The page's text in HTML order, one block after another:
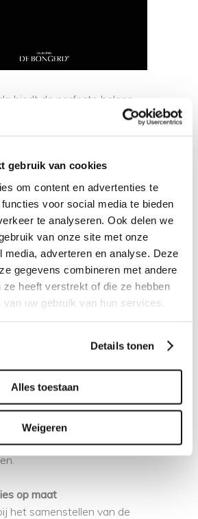
gebruik van cookies
om content en advertenties te
voor social media te bieden
te analyseren. Ook delen we
van onze site met onze
media, adverteren en analyse. Deze
gegevens combineren met andere
ze heeft verstrekt of die ze hebben
uw gebruik van hun services.
Details tonen
Alles toestaan
Weigeren
biedt de perfecte balans
indrukwekkend design en een
vele stoffen en kleuren
is verkrijgbaar in veel
stoffen en kleuren.
Sfida aanpassen aan uw
Of u nu kiest voor een rechte
hoekopstelling, deze
we niet meer in onze
langs en bekijk een
variant. Onze adviseurs
meer over de
op maat
het samenstellen van de